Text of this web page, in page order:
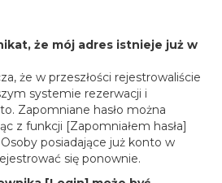
że mój adres istnieje już w
że w przeszłości rejestrowaliście
systemie rezerwacji i
Zapomniane hasło można
z funkcji [Zapomniałem hasła]
posiadające już konto w
się ponownie.